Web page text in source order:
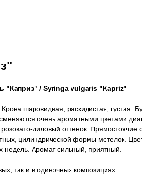
"Каприз" / Syringa vulgaris "Kapriz"
шаровидная, раскидистая, густая.
сменяются очень ароматными цветами
лиловый оттенок. Прямостоячие
цилиндрической формы метелок.
недель. Аромат сильный, приятный.
так и в одиночных композициях.